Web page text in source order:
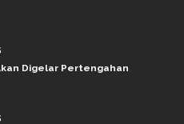
Digelar Pertengahan